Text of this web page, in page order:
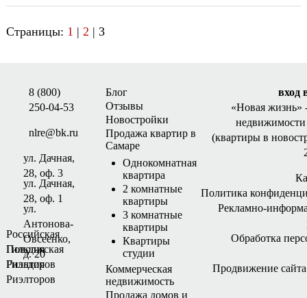
Страницы: 1 | 2 | 3
8 (800)
250-04-53
nlre@bk.ru
ул. Дачная,
28, оф. 3
ул. Дачная,
28, оф. 1
ул.
Антонова-
Овсеенко,
д. 20
Российская
Гильдия
Риэлторов
Поволжская
Гильдия
Риэлторов
Блог
Отзывы
Новостройки
Продажа квартир в
Самаре
Однокомнатная
квартира
2 комнатные
квартиры
3 комнатные
квартиры
Квартиры
студии
Коммерческая
недвижимость
Продажа домов и
вход
«Новая жизнь»
(квартиры в
Политика
Рекламно-
Обработка
Продвижение